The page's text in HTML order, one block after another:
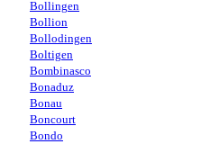
Bollingen
Bollion
Bollodingen
Boltigen
Bombinasco
Bonaduz
Bonau
Boncourt
Bondo